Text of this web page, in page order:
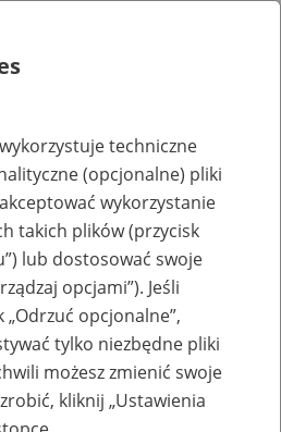
lub
zakładów pracy
techniczne
(opcjonalne) pliki
wykorzystanie
takich plików (przycisk
lub dostosować swoje
opcjami”). Jeśli
opcjonalne”,
tylko niezbędne pliki
możesz zmienić swoje
kliknij „Ustawienia